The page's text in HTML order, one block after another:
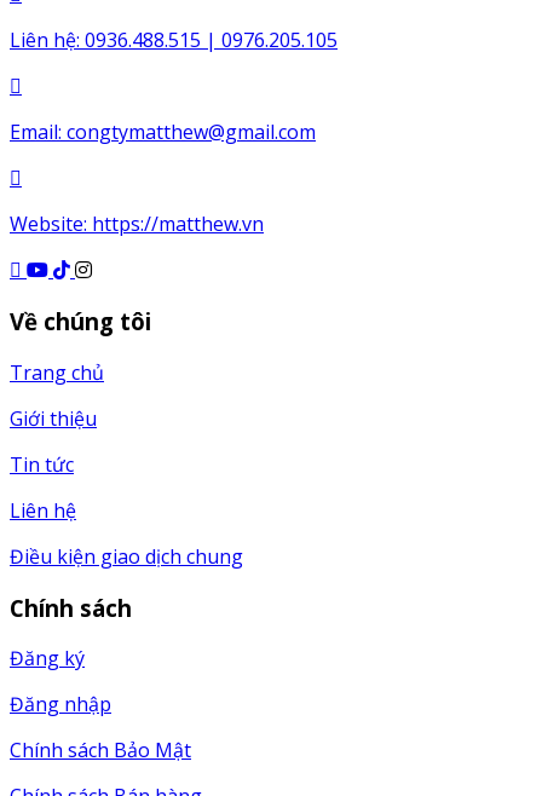
Liên hệ: 0936.488.515 | 0976.205.105
Email: congtymatthew@gmail.com
Website: https://matthew.vn
Về chúng tôi
Trang chủ
Giới thiệu
Tin tức
Liên hệ
Điều kiện giao dịch chung
Chính sách
Đăng ký
Đăng nhập
Chính sách Bảo Mật